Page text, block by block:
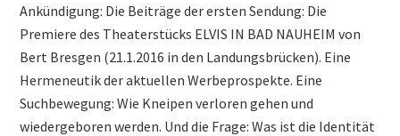
Ankündigung: Die Beiträge der ersten Sendung: Die
Premiere des Theaterstücks ELVIS IN BAD NAUHEIM von
Bert Bresgen (21.1.2016 in den Landungsbrücken). Eine
Hermeneutik der aktuellen Werbeprospekte. Eine
Suchbewegung: Wie Kneipen verloren gehen und
wiedergeboren werden. Und die Frage: Was ist die Identität